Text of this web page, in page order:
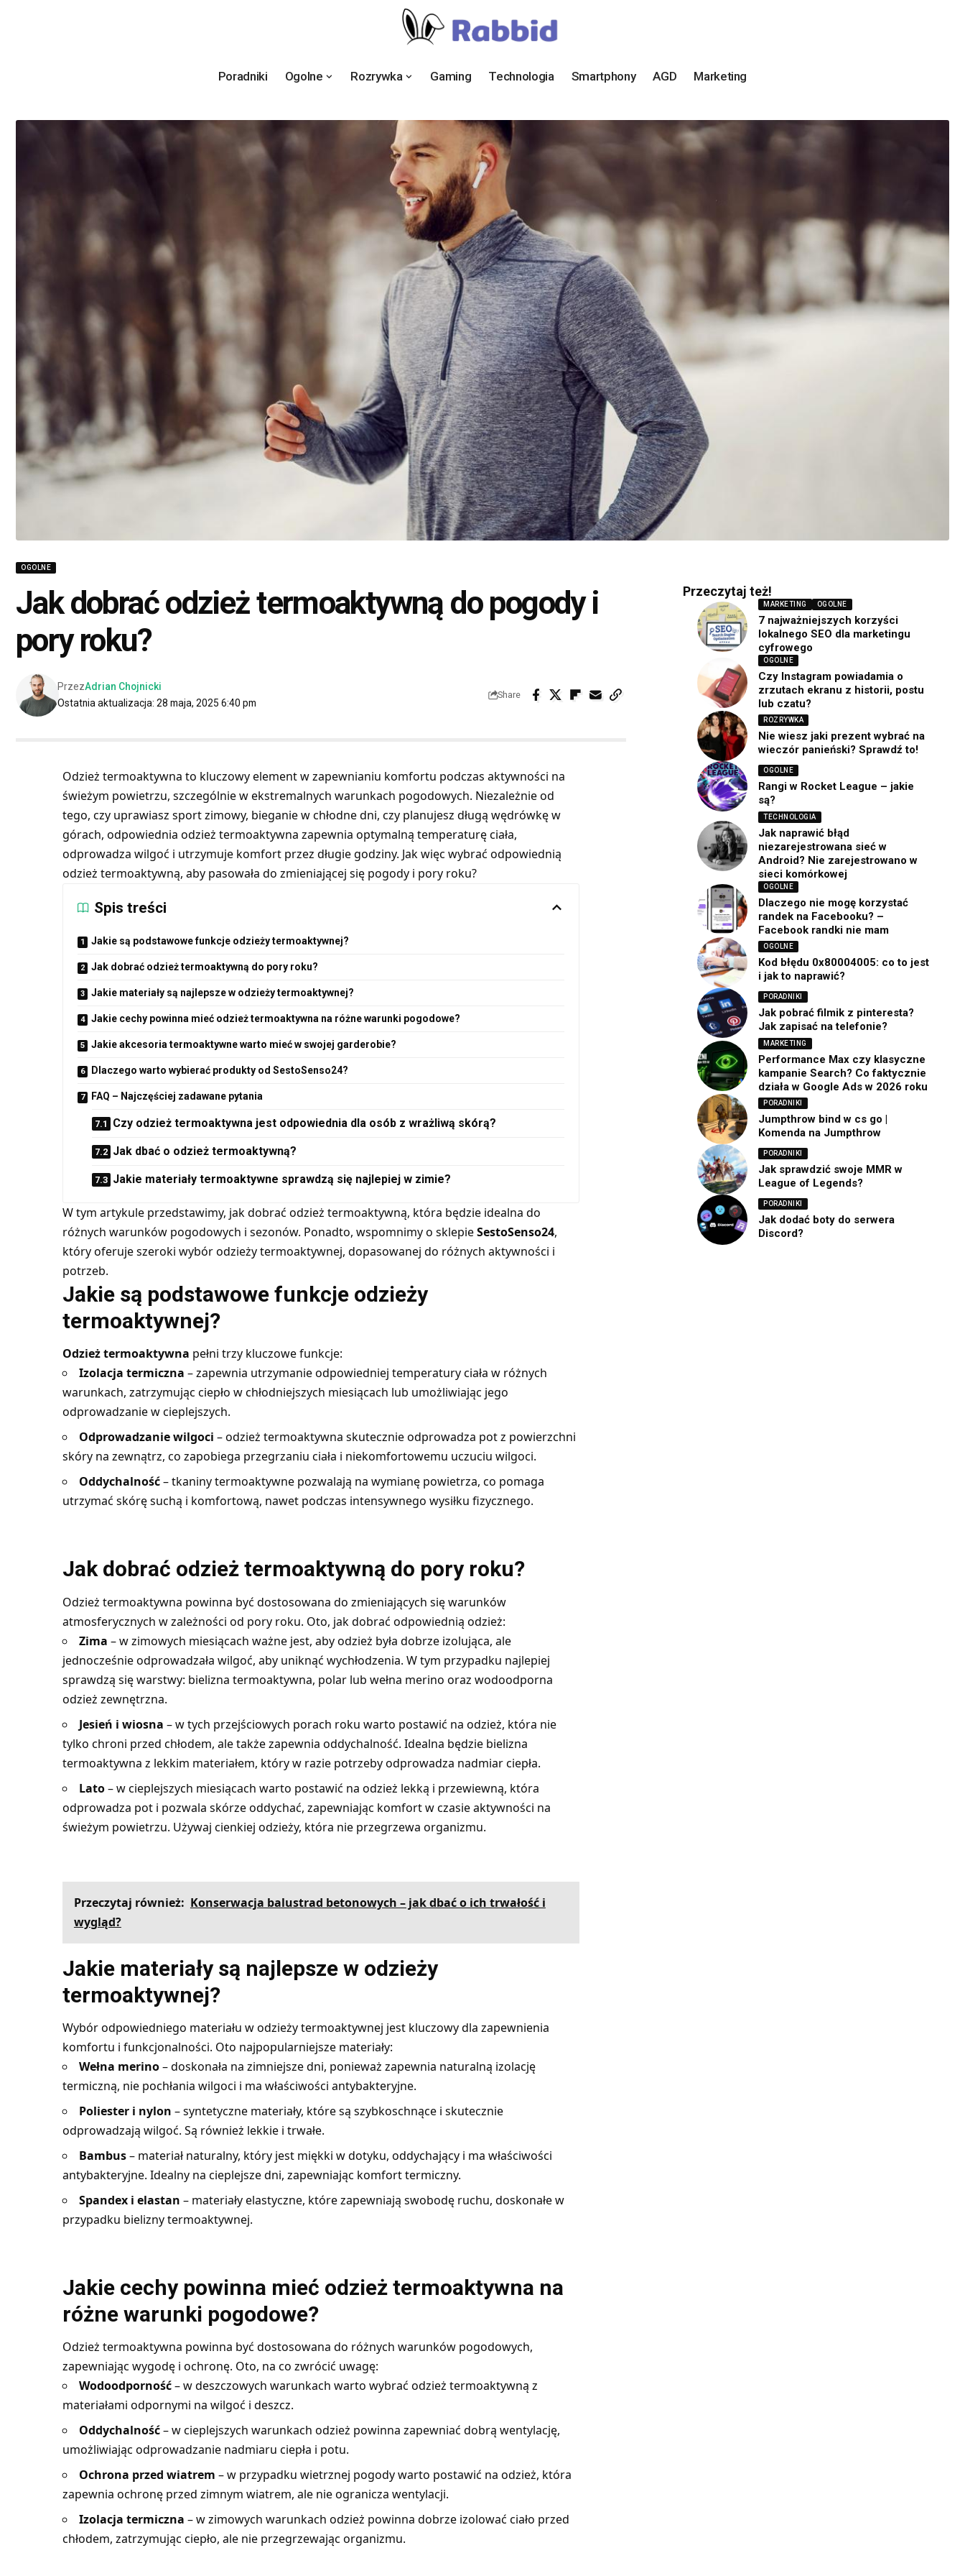
Poradniki Ogolne Rozrywka Gaming Technologia Smartphony AGD Marketing
OGOLNE
Jak dobrać odzież termoaktywną do pogody i
pory roku?
Ostatnia aktualizacja: 28 maja, 2025 6:40 pm
PrzezAdrian Chojnicki
Share
Odzież termoaktywna to kluczowy element w zapewnianiu komfortu podczas aktywności na
świeżym powietrzu, szczególnie w ekstremalnych warunkach pogodowych. Niezależnie od
tego, czy uprawiasz sport zimowy, bieganie w chłodne dni, czy planujesz długą wędrówkę w
górach, odpowiednia odzież termoaktywna zapewnia optymalną temperaturę ciała,
odprowadza wilgoć i utrzymuje komfort przez długie godziny. Jak więc wybrać odpowiednią
odzież termoaktywną, aby pasowała do zmieniającej się pogody i pory roku?
Spis treści
Jakie są podstawowe funkcje odzieży termoaktywnej?
Jak dobrać odzież termoaktywną do pory roku?
Jakie materiały są najlepsze w odzieży termoaktywnej?
Jakie cechy powinna mieć odzież termoaktywna na różne warunki pogodowe?
Jakie akcesoria termoaktywne warto mieć w swojej garderobie?
Dlaczego warto wybierać produkty od SestoSenso24?
FAQ – Najczęściej zadawane pytania
Czy odzież termoaktywna jest odpowiednia dla osób z wrażliwą skórą?
Jak dbać o odzież termoaktywną?
Jakie materiały termoaktywne sprawdzą się najlepiej w zimie?
W tym artykule przedstawimy, jak dobrać odzież termoaktywną, która będzie idealna do
różnych warunków pogodowych i sezonów. Ponadto, wspomnimy o sklepieSestoSenso24,
który oferuje szeroki wybór odzieży termoaktywnej, dopasowanej do różnych aktywności i
potrzeb.
Jakie są podstawowe funkcje odzieży
termoaktywnej?
Odzież termoaktywna pełni trzy kluczowe funkcje:
Izolacja termiczna – zapewnia utrzymanie odpowiedniej temperatury ciała w różnych
warunkach, zatrzymując ciepło w chłodniejszych miesiącach lub umożliwiając jego
odprowadzanie w cieplejszych.
Odprowadzanie wilgoci – odzież termoaktywna skutecznie odprowadza pot z powierzchni
skóry na zewnątrz, co zapobiega przegrzaniu ciała i niekomfortowemu uczuciu wilgoci.
Oddychalność– tkaniny termoaktywne pozwalają na wymianę powietrza, co pomaga
utrzymać skórę suchą i komfortową, nawet podczas intensywnego wysiłku fizycznego.
Jak dobrać odzież termoaktywną do pory roku?
Odzież termoaktywna powinna być dostosowana do zmieniających się warunków
atmosferycznych w zależności od pory roku. Oto, jak dobrać odpowiednią odzież:
Zima – w zimowych miesiącach ważne jest, aby odzież była dobrze izolująca, ale
jednocześnie odprowadzała wilgoć, aby uniknąć wychłodzenia. W tym przypadku najlepiej
sprawdzą się warstwy: bielizna termoaktywna, polar lub wełna merino oraz wodoodporna
odzież zewnętrzna.
Jesień i wiosna – w tych przejściowych porach roku warto postawić na odzież, która nie
tylko chroni przed chłodem, ale także zapewnia oddychalność. Idealna będzie bielizna
termoaktywna z lekkim materiałem, który w razie potrzeby odprowadza nadmiar ciepła.
Lato– w cieplejszych miesiącach warto postawić na odzież lekką i przewiewną, która
odprowadza pot i pozwala skórze oddychać, zapewniając komfort w czasie aktywności na
świeżym powietrzu. Używaj cienkiej odzieży, która nie przegrzewa organizmu.
Przeczytaj również: Konserwacja balustrad betonowych – jak dbać o ich trwałość i
wygląd?
Jakie materiały są najlepsze w odzieży
termoaktywnej?
Wybór odpowiedniego materiału w odzieży termoaktywnej jest kluczowy dla zapewnienia
komfortu i funkcjonalności. Oto najpopularniejsze materiały:
Wełna merino– doskonała na zimniejsze dni, ponieważ zapewnia naturalną izolację
termiczną, nie pochłania wilgoci i ma właściwości antybakteryjne.
Poliester i nylon – syntetyczne materiały, które są szybkoschnące i skutecznie
odprowadzają wilgoć. Są również lekkie i trwałe.
Bambus– materiał naturalny, który jest miękki w dotyku, oddychający i ma właściwości
antybakteryjne. Idealny na cieplejsze dni, zapewniając komfort termiczny.
Spandex i elastan – materiały elastyczne, które zapewniają swobodę ruchu, doskonałe w
przypadku bielizny termoaktywnej.
Jakie cechy powinna mieć odzież termoaktywna na
różne warunki pogodowe?
Odzież termoaktywna powinna być dostosowana do różnych warunków pogodowych,
zapewniając wygodę i ochronę. Oto, na co zwrócić uwagę:
Wodoodporność– w deszczowych warunkach warto wybrać odzież termoaktywną z
materiałami odpornymi na wilgoć i deszcz.
Oddychalność– w cieplejszych warunkach odzież powinna zapewniać dobrą wentylację,
umożliwiając odprowadzanie nadmiaru ciepła i potu.
Ochrona przed wiatrem – w przypadku wietrznej pogody warto postawić na odzież, która
zapewnia ochronę przed zimnym wiatrem, ale nie ogranicza wentylacji.
Izolacja termiczna – w zimowych warunkach odzież powinna dobrze izolować ciało przed
chłodem, zatrzymując ciepło, ale nie przegrzewając organizmu.
Przeczytaj też!
MARKETING OGOLNE
7 najważniejszych korzyści
lokalnego SEO dla marketingu
cyfrowego
OGOLNE
Czy Instagram powiadamia o
zrzutach ekranu z historii, postu
lub czatu?
ROZRYWKA
Nie wiesz jaki prezent wybrać na
wieczór panieński? Sprawdź to!
OGOLNE
Rangi w Rocket League – jakie
są?
TECHNOLOGIA
Jak naprawić błąd
niezarejestrowana sieć w
Android? Nie zarejestrowano w
sieci komórkowej
OGOLNE
Dlaczego nie mogę korzystać
randek na Facebooku? –
Facebook randki nie mam
OGOLNE
Kod błędu 0x80004005: co to jest
i jak to naprawić?
PORADNIKI
Jak pobrać filmik z pinteresta?
Jak zapisać na telefonie?
MARKETING
Performance Max czy klasyczne
kampanie Search? Co faktycznie
działa w Google Ads w 2026 roku
PORADNIKI
Jumpthrow bind w cs go |
Komenda na Jumpthrow
PORADNIKI
Jak sprawdzić swoje MMR w
League of Legends?
PORADNIKI
Jak dodać boty do serwera
Discord?